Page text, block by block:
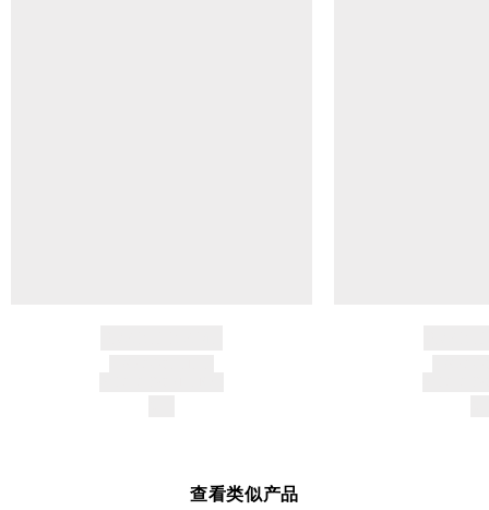
查看类似产品